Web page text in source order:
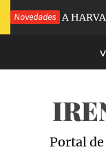
Saltar
al
NovedadesA HARVARD
Portal